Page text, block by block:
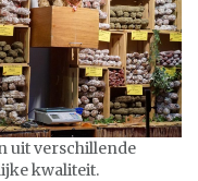
uit verschillende
kwaliteit.